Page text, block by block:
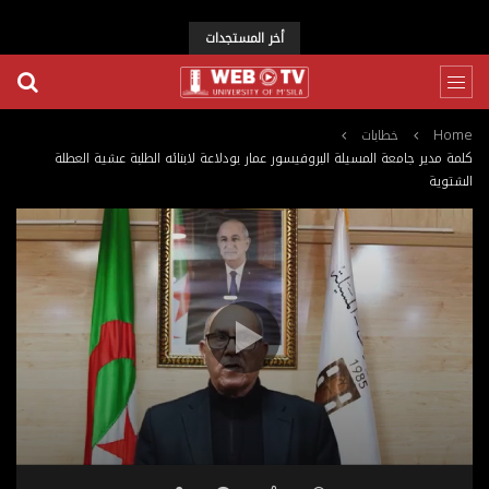
أخر المستجدات
Home
خطابات
كلمة مدير جامعة المسيلة البروفيسور عمار بودلاعة لابنائه الطلبة عشية العطلة
الشتوية